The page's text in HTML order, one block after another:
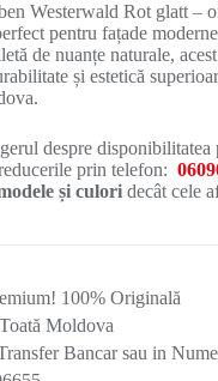
Westerwald Rot glatt –
pentru fațade
de nuanțe naturale,
și estetică
despre disponibilitatea
prin telefon:
și culori decât cele
100% Originală
Moldova
Bancar sau in